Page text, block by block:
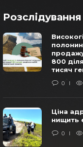
Розслідування
800
тисяч
0
Ціна
нищить
0